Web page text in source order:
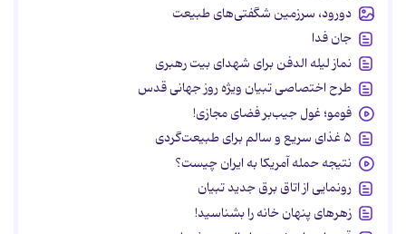
دورود، سرزمین شگفتی‌های طبیعت
جان فدا
نماز لیله الدفن برای شهدای بیت رهبری
طرح اختصاصی تبیان ویژه روز جهانی قدس
فومو؛ غول جیب‌بر فضای مجازی!
۵ غذای سریع و سالم برای طبیعت‌گردی
نتیجه حمله آمریکا به ایران چیست؟
رونمایی از اتاق برق جدید تبیان
زهرهای پنهان خانه را بشناسید!